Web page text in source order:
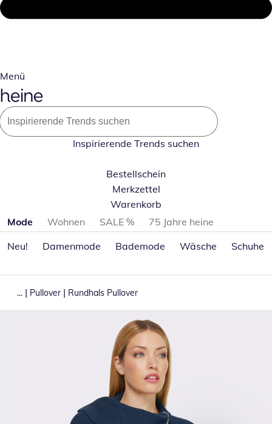
Menü
Inspirierende Trends suchen
Bestellschein
Merkzettel
Warenkorb
Produktkategorien überspringen
Mode Wohnen SALE %
75 Jahre heine
Neu!
Damenmode Bademode Wäsche Schuhe
... | Pullover | Rundhals Pullover